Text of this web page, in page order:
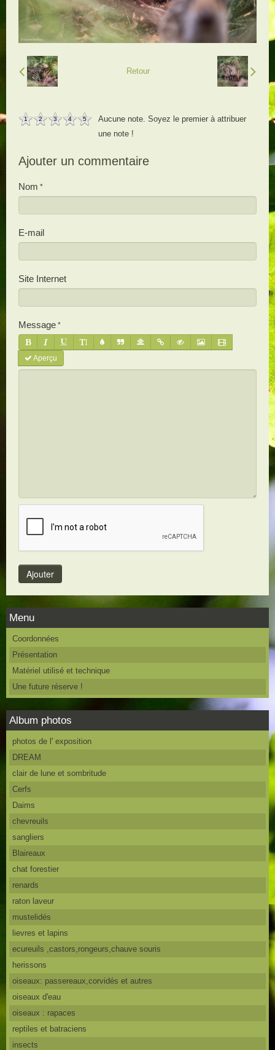
Retour
1 2 3 4 5
Aucune note. Soyez le premier à attribuer
une note !
Ajouter un commentaire
Nom
E-mail
Site Internet
Message
Aperçu
Menu
Coordonnées
Présentation
Matériel utilisé et technique
Une future réserve !
Album photos
photos de l' exposition
DREAM
clair de lune et sombritude
Cerfs
Daims
chevreuils
sangliers
Blaireaux
chat forestier
renards
raton laveur
mustelidés
lievres et lapins
ecureuils ,castors,rongeurs,chauve souris
herissons
oiseaux: passereaux,corvidés et autres
oiseaux d'eau
oiseaux : rapaces
reptiles et batraciens
insects